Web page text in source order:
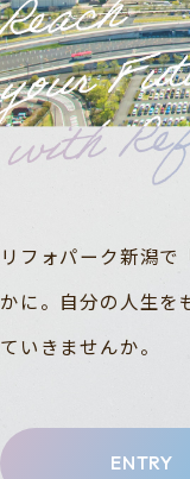
リフォパーク新潟で
かに。自分の人生を
ていきませんか。
ENTRY